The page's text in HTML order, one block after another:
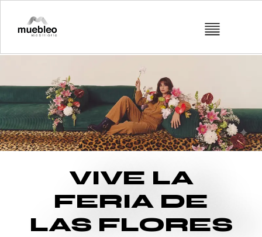
VIVE LA
FERIA DE
LAS FLORES